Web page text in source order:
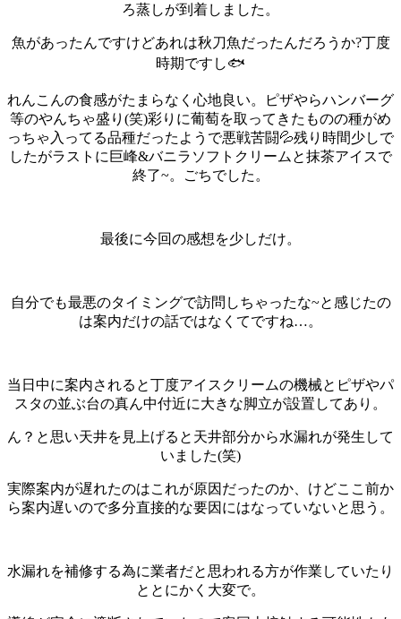
ろ蒸しが到着しました。
魚があったんですけどあれは秋刀魚だったんだろうか?丁度
時期ですし🐟️
れんこんの食感がたまらなく心地良い。
ピザやらハンバーグ
等のやんちゃ盛り(笑)彩りに葡萄を取ってきたものの種がめ
っちゃ入ってる品種だったようで悪戦苦闘💦残り時間少しで
したがラストに巨峰&バニラソフトクリームと抹茶アイスで
終了~。ごちでした。
最後に今回の感想を少しだけ。
自分でも最悪のタイミングで訪問しちゃったな~と感じたの
は案内だけの話ではなくてですね…。
当日中に案内されると丁度アイスクリームの機械とピザやパ
スタの並ぶ台の真ん中付近に大きな脚立が設置してあり。
ん？と思い天井を見上げると天井部分から水漏れが発生して
いました(笑)
実際案内が遅れたのはこれが原因だったのか、けどここ前か
ら案内遅いので多分直接的な要因にはなっていないと思う。
水漏れを補修する為に業者だと思われる方が作業していたり
ととにかく大変で。